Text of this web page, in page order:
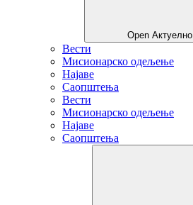
Open Актуелно
Вести
Мисионарско одељење
Најаве
Саопштења
Вести
Мисионарско одељење
Најаве
Саопштења